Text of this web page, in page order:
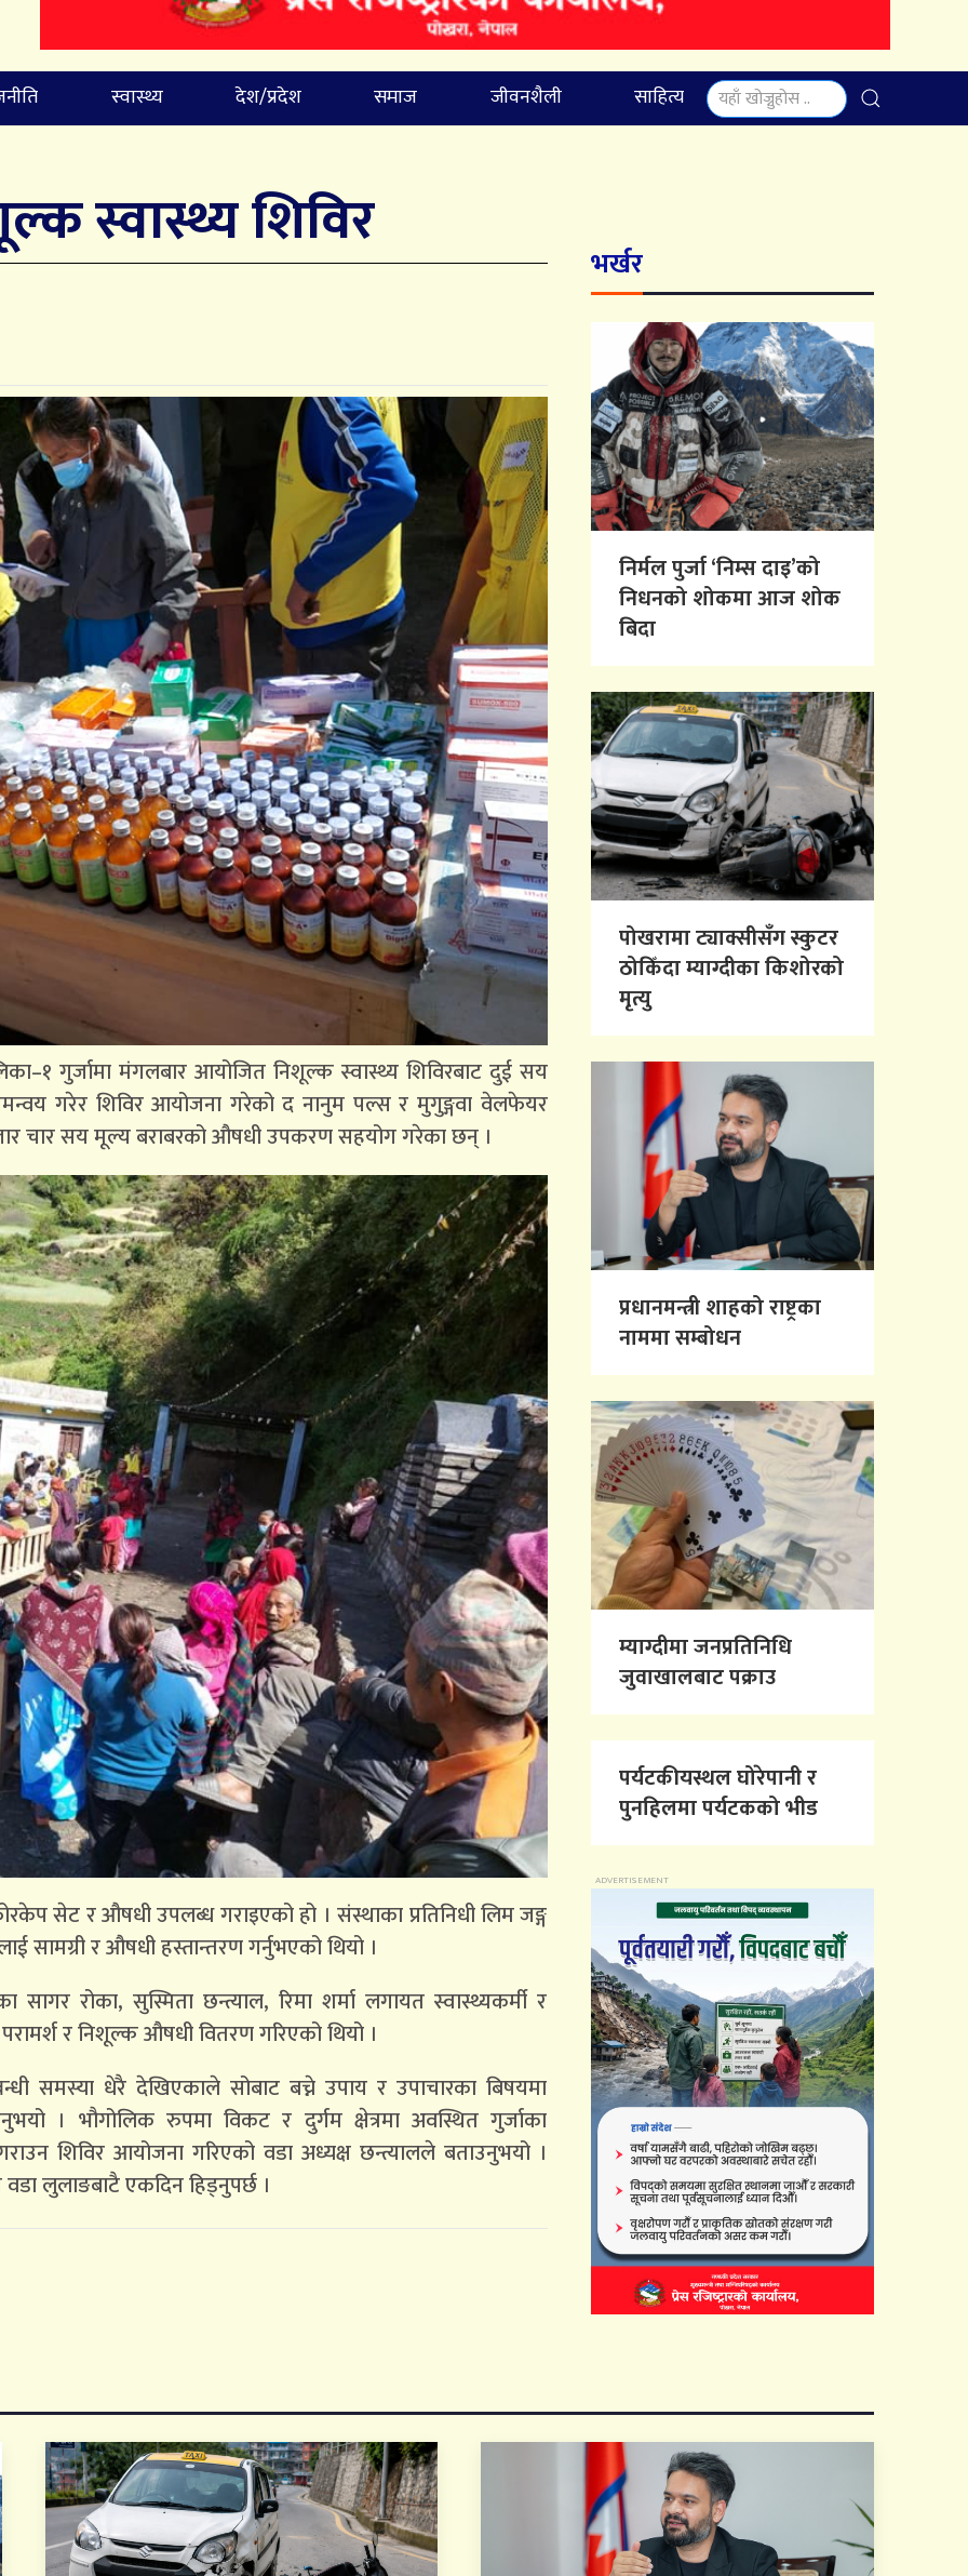
स्वास्थ्य देश/प्रदेश समाज जीवनशैली साहित्य
स्वास्थ्य शिविर
गुर्जामा मंगलबार आयोजित निशूल्क स्वास्थ्य शिविरबाट दुई सय
गरेर शिविर आयोजना गरेको द नानुम पल्स र मुगुङ्गवा वेलफेयर
चार सय मूल्य बराबरको औषधी उपकरण सहयोग गरेका छन् ।
सेट र औषधी उपलब्ध गराइएको हो । संस्थाका प्रतिनिधी लिम जङ्ग
सामग्री र औषधी हस्तान्तरण गर्नुभएको थियो ।
सागर रोका, सुस्मिता छन्त्याल, रिमा शर्मा लगायत स्वास्थ्यकर्मी र
र निशूल्क औषधी वितरण गरिएको थियो ।
समस्या धेरै देखिएकाले सोबाट बच्ने उपाय र उपाचारका बिषयमा
। भौगोलिक रुपमा विकट र दुर्गम क्षेत्रमा अवस्थित गुर्जाका
शिविर आयोजना गरिएको वडा अध्यक्ष छन्त्यालले बताउनुभयो ।
लुलाङबाटै एकदिन हिड्नुपर्छ ।
भर्खर
निर्मल पुर्जा ‘निम्स दाइ’को
निधनको शोकमा आज शोक
बिदा
पोखरामा ट्याक्सीसँग स्कुटर
ठोकिँदा म्याग्दीका किशोरको
मृत्यु
प्रधानमन्त्री शाहको राष्ट्रका
नाममा सम्बोधन
म्याग्दीमा जनप्रतिनिधि
जुवाखालबाट पक्राउ
पर्यटकीयस्थल घोरेपानी र
पुनहिलमा पर्यटकको भीड